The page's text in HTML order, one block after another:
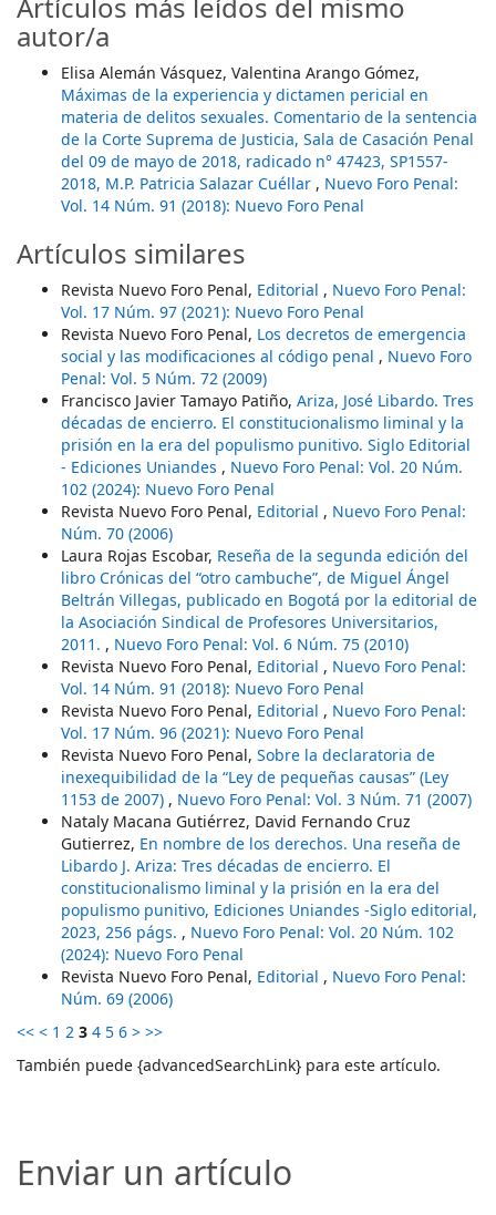
autor/a
Elisa Alemán Vásquez, Valentina Arango Gómez,
Máximas de la experiencia y dictamen pericial en
materia de delitos sexuales. Comentario de la sentencia
de la Corte Suprema de Justicia, Sala de Casación Penal
del 09 de mayo de 2018, radicado n° 47423, SP1557-
2018, M.P. Patricia Salazar Cuéllar , Nuevo Foro Penal:
Vol. 14 Núm. 91 (2018): Nuevo Foro Penal
Artículos similares
Revista Nuevo Foro Penal, Editorial , Nuevo Foro Penal:
Vol. 17 Núm. 97 (2021): Nuevo Foro Penal
Revista Nuevo Foro Penal, Los decretos de emergencia
social y las modificaciones al código penal , Nuevo Foro
Penal: Vol. 5 Núm. 72 (2009)
Francisco Javier Tamayo Patiño, Ariza, José Libardo. Tres
décadas de encierro. El constitucionalismo liminal y la
prisión en la era del populismo punitivo. Siglo Editorial
- Ediciones Uniandes , Nuevo Foro Penal: Vol. 20 Núm.
102 (2024): Nuevo Foro Penal
Revista Nuevo Foro Penal, Editorial , Nuevo Foro Penal:
Núm. 70 (2006)
Laura Rojas Escobar, Reseña de la segunda edición del
libro Crónicas del “otro cambuche”, de Miguel Ángel
Beltrán Villegas, publicado en Bogotá por la editorial de
la Asociación Sindical de Profesores Universitarios,
2011. , Nuevo Foro Penal: Vol. 6 Núm. 75 (2010)
Revista Nuevo Foro Penal, Editorial , Nuevo Foro Penal:
Vol. 14 Núm. 91 (2018): Nuevo Foro Penal
Revista Nuevo Foro Penal, Editorial , Nuevo Foro Penal:
Vol. 17 Núm. 96 (2021): Nuevo Foro Penal
Revista Nuevo Foro Penal, Sobre la declaratoria de
inexequibilidad de la “Ley de pequeñas causas” (Ley
1153 de 2007) , Nuevo Foro Penal: Vol. 3 Núm. 71 (2007)
Nataly Macana Gutiérrez, David Fernando Cruz
Gutierrez, En nombre de los derechos. Una reseña de
Libardo J. Ariza: Tres décadas de encierro. El
constitucionalismo liminal y la prisión en la era del
populismo punitivo, Ediciones Uniandes -Siglo editorial,
2023, 256 págs. , Nuevo Foro Penal: Vol. 20 Núm. 102
(2024): Nuevo Foro Penal
Revista Nuevo Foro Penal, Editorial , Nuevo Foro Penal:
Núm. 69 (2006)
<< < 1 2 3 4 5 6 > >>
También puede {advancedSearchLink} para este artículo.
Enviar un artículo